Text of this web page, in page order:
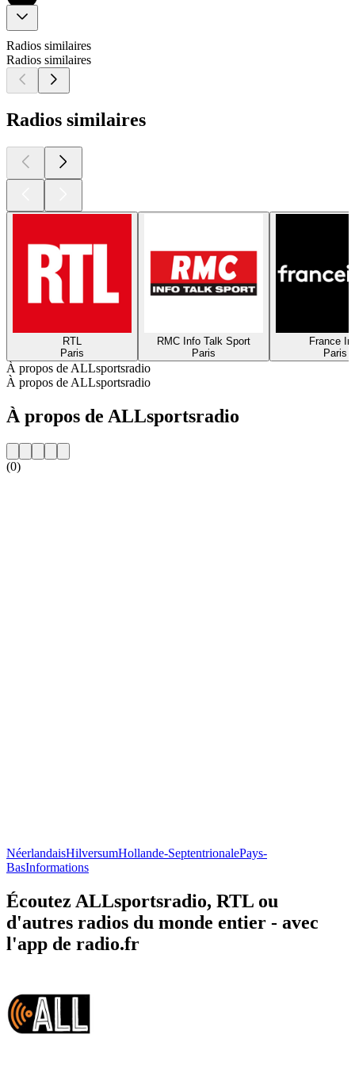
Radios similaires
Radios similaires
Radios similaires
RTL
Paris
RMC Info Talk Sport
Paris
France
Paris
À propos de ALLsportsradio
À propos de ALLsportsradio
À propos de ALLsportsradio
(0)
NéerlandaisHilversumHollande-SeptentrionalePays-
BasInformations
Écoutez ALLsportsradio, RTL ou
d'autres radios du monde entier - avec
l'app de radio.fr